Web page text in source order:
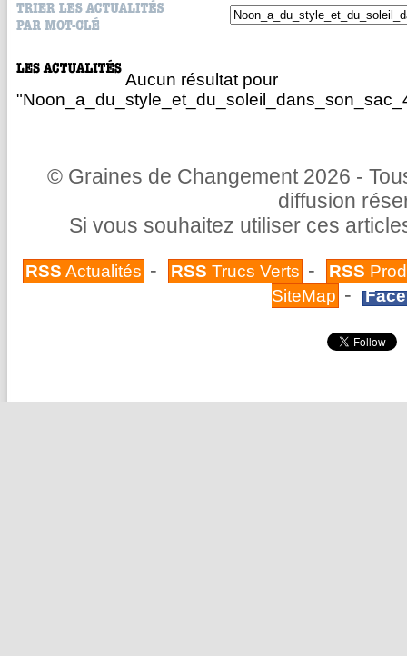
Aucun résultat pour
© Graines de Changement 2026 -
diffusion
Si vous souhaitez utiliser ces
RSS Actualités - RSS Trucs Verts - RSS
SiteMap -